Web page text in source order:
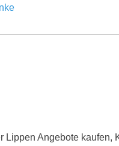
Lippen Angebote kaufen,